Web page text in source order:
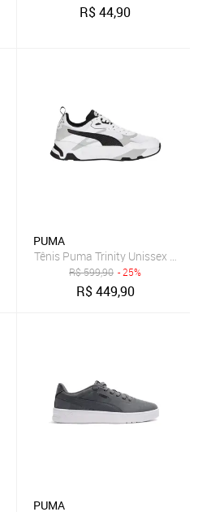
R$44,90
PUMA
Tênis Puma Trinity Unissex -
R$599,90 - 25%
R$449,90
PUMA